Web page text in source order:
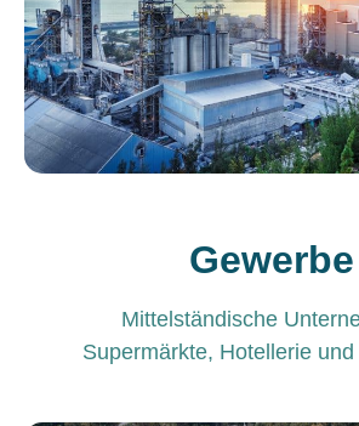
Gewerbe
Mittelständische
Supermärkte, Hotellerie